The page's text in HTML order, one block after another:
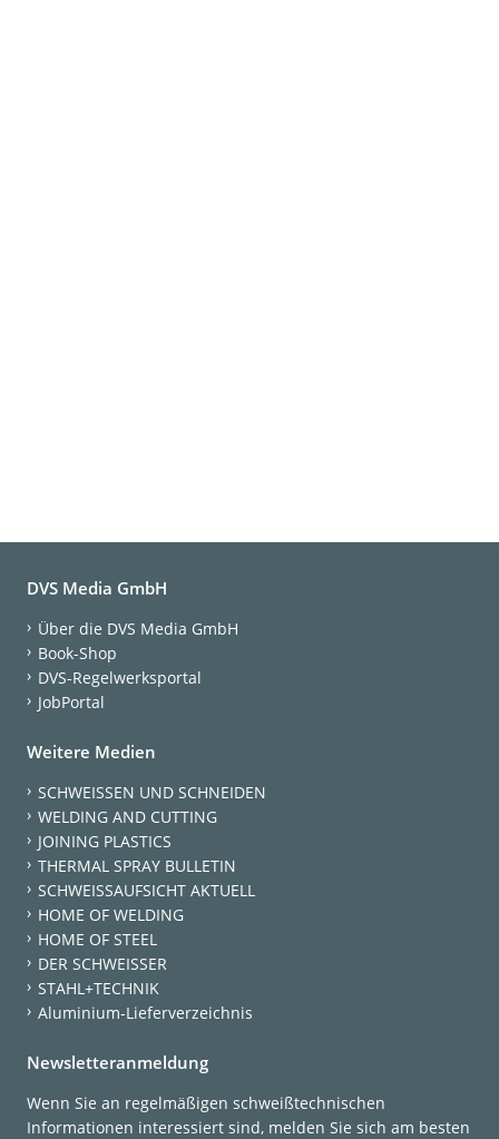
DVS Media GmbH
Über die DVS Media GmbH
Book-Shop
DVS-Regelwerksportal
JobPortal
Weitere Medien
SCHWEISSEN UND SCHNEIDEN
WELDING AND CUTTING
JOINING PLASTICS
THERMAL SPRAY BULLETIN
SCHWEISSAUFSICHT AKTUELL
HOME OF WELDING
HOME OF STEEL
DER SCHWEISSER
STAHL+TECHNIK
Aluminium-Lieferverzeichnis
Newsletteranmeldung
Wenn Sie an regelmäßigen schweißtechnischen
Informationen interessiert sind, melden Sie sich am besten